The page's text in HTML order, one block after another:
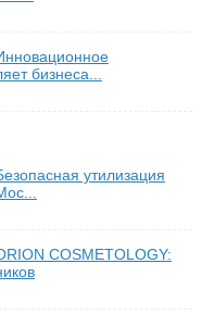
бизнеса...
утилизация
COSMETOLOGY: